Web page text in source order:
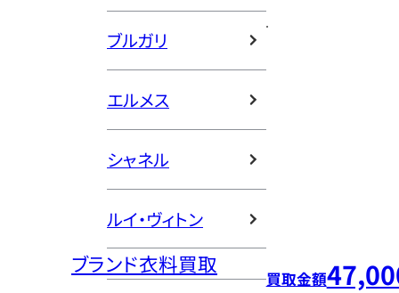
ブルガリ
エルメス
シャネル
ルイ・ヴィトン
ブランド衣料買取
買取金額